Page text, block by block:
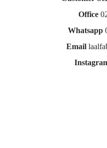
Office
Whatsapp
Email